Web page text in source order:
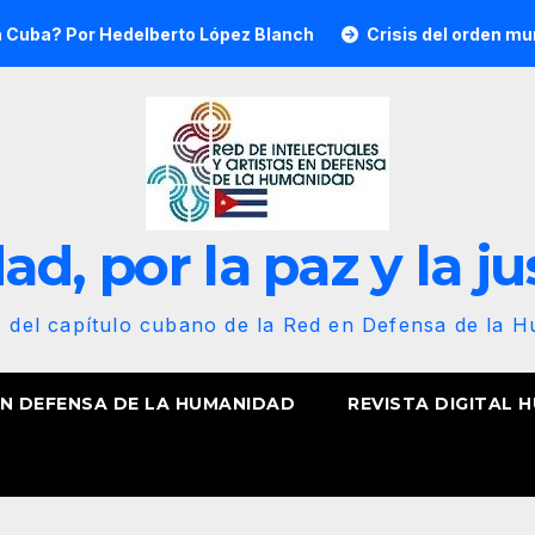
López Blanch Crisis del orden mundial y
por la paz y la
del capítulo cubano de la Red en Defensa de la
DEFENSA DE LA HUMANIDAD REVISTA DIGITAL